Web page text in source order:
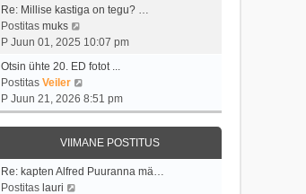
t
t
s
o
t
s
p
o
t
i
t
u
s
i
m
s
p
s
i
t
v
i
m
a
s
t
p
o
Re: Millise kastiga on tegu? …
Postitas muks
a
t
a
v
i
a
P Juun 01, 2025 10:07 pm
Otsin ühte 20. ED fotot ...
Postitas Veiler
a
a
t
a
v
P Juun 21, 2026 8:51 pm
VIIMANE POSTITUS
Re: kapten Alfred Puuranna mä…
Postitas lauri